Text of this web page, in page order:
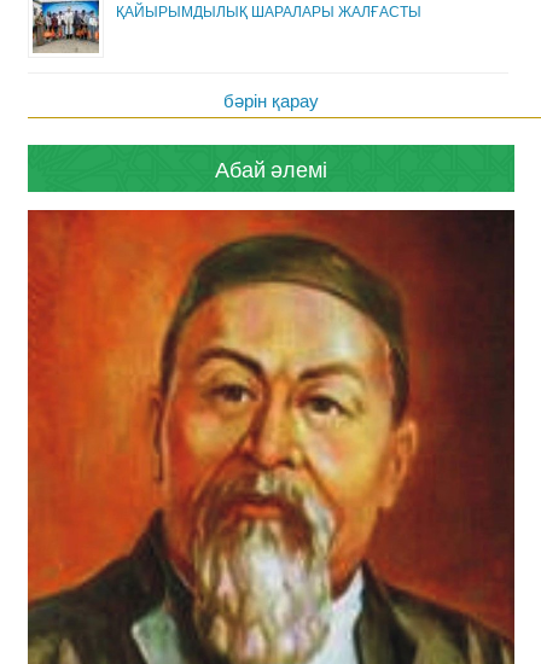
ҚАЙЫРЫМДЫЛЫҚ ШАРАЛАРЫ ЖАЛҒАСТЫ
бәрін қарау
Абай әлемі